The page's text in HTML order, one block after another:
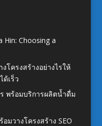
Hin: Choosing a
โครงสร้างอย่างไรให้
เร็ว
พร้อมบริการผลิตน้ำดื่ม
มวางโครงสร้าง SEO